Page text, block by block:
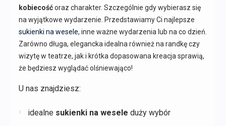
kobiecośćoraz charakter. Szczególnie gdy wybierasz się
na wyjątkowe wydarzenie. Przedstawiamy Ci najlepsze
sukienki na wesele, inne ważne wydarzenia lub na co dzień.
Zarówno długa, elegancka idealna również na randkę czy
wizytę w teatrze, jak i krótka dopasowana kreacja sprawią,
że będziesz wyglądać olśniewająco!
U nas znajdziesz:
idealne sukienki na wesele duży wybór